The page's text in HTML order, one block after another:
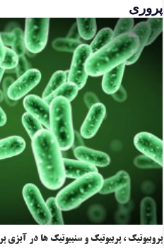
پروری
پروبیوتیک ، پربیوتیک و سنبیوتیک ها در آبزی